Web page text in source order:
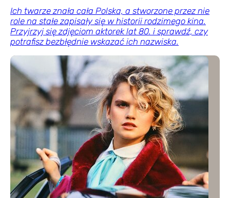
Ich twarze znała cała Polska, a stworzone przez nie
role na stałe zapisały się w historii rodzimego kina.
Przyjrzyj się zdjęciom aktorek lat 80. i sprawdź, czy
potrafisz bezbłędnie wskazać ich nazwiska.